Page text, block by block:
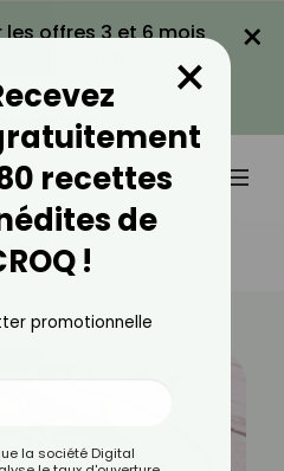
les offres 3 et 6 mois
PROMO
×
Tarte ?
recettes
de
!
×
promotionnelle
la société Digital